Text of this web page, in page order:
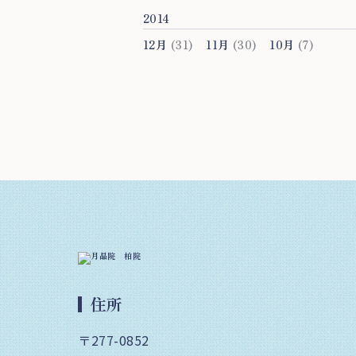
2014
12月 (31) 11月 (30) 10月 (7)
住所
〒277-0852